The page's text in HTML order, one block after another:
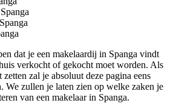
dat je een makelaardij in Spanga vindt
verkocht of gekocht moet worden. Als
zal je absoluut deze pagina eens
We zullen je laten zien op welke zaken je
van een makelaar in Spanga.